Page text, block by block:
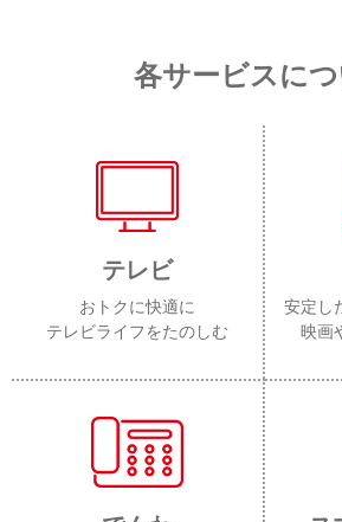
各サービスに
テレビ
おトクに快適に
テレビライフをたのしむ
安定し
映画